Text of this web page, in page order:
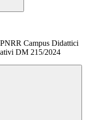
Campus Didattici
DM 215/2024